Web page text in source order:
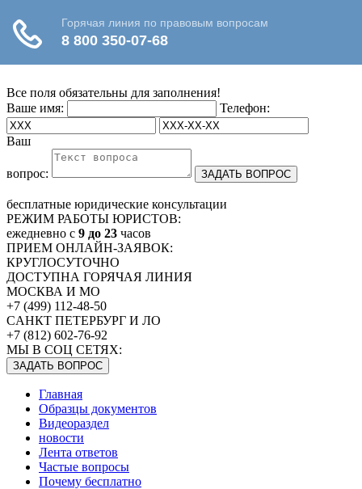
Все поля обязательны для заполнения!
Ваше имя:
Телефон:
Ваш
вопрос: ЗАДАТЬ ВОПРОС
бесплатные юридические консультации
РЕЖИМ РАБОТЫ ЮРИСТОВ:
ежедневно c 9 до 23 часов
ПРИЕМ ОНЛАЙН-ЗАЯВОК:
КРУГЛОСУТОЧНО
ДОСТУПНА ГОРЯЧАЯ ЛИНИЯ
МОСКВА И МО
+7 (499) 112-48-50
CАНКТ ПЕТЕРБУРГ И ЛО
+7 (812) 602-76-92
МЫ В СОЦ СЕТЯХ:
ЗАДАТЬ ВОПРОС
Главная
Образцы документов
Видеораздел
новости
Лента ответов
Частые вопросы
Почему бесплатно